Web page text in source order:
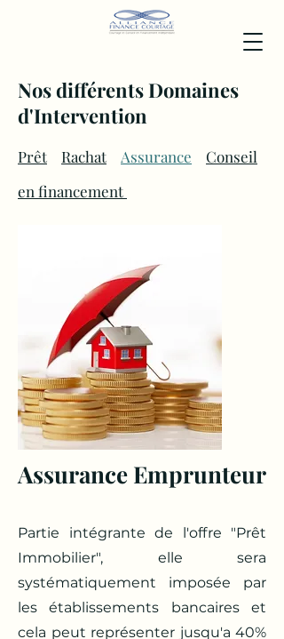
Nos différents Domaines
d'Intervention
Prêt Rachat Assurance
Conseil
en financement
Assurance Emprunteur
Partie intégrante de l'offre "Prêt
Immobilier", elle sera
systématiquement imposée par
les établissements bancaires et
cela peut représenter jusqu'a 40%